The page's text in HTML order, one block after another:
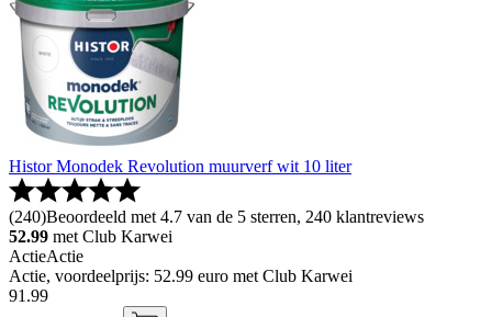
Histor Monodek Revolution muurverf wit 10 liter
(240)Beoordeeld met 4.7 van de 5 sterren, 240 klantreviews
52.99 met Club Karwei
ActieActie
Actie, voordeelprijs: 52.99 euro met Club Karwei
91 .99